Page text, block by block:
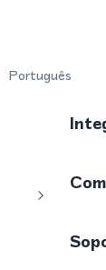
Português